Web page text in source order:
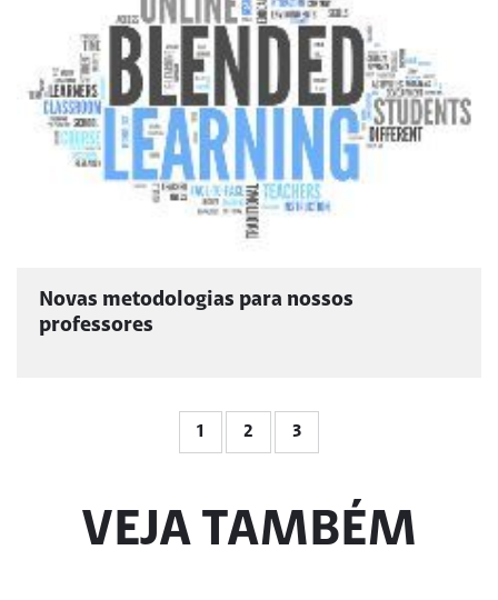
Novas metodologias para nossos
professores
1 2 3
VEJA TAMBÉM